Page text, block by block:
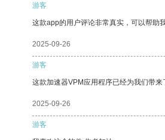
游客
这款app的用户评论非常真实，可以帮助
2025-09-26
游客
这款加速器VPM应用程序已经为我们带来
2025-09-26
游客